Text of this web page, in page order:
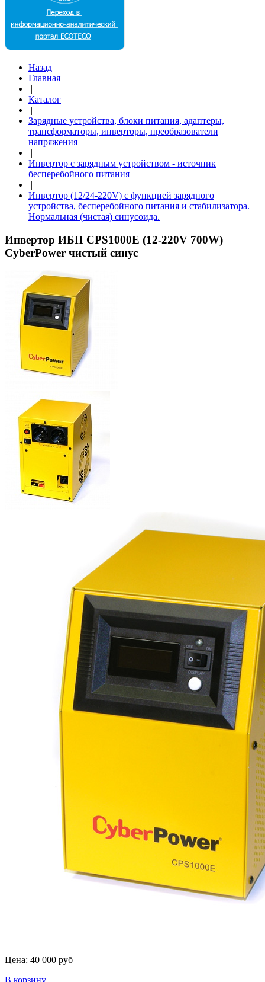
Назад
Главная
|
Каталог
|
Зарядные устройства, блоки питания, адаптеры,
трансформаторы, инверторы, преобразователи
напряжения
|
Инвертор с зарядным устройством - источник
бесперебойного питания
|
Инвертор (12/24-220V) с функцией зарядного
устройства, бесперебойного питания и стабилизатора.
Нормальная (чистая) синусоида.
Инвертор ИБП CPS1000E (12-220V 700W)
CyberPower чистый синус
Цена: 40 000 руб